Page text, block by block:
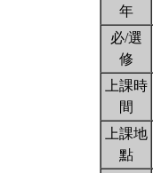
年
必/選
修
上課時
間
上課地
點